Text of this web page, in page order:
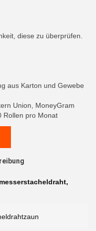
diese zu überprüfen.
aus Karton und Gewebe
Union, MoneyGram
Rollen pro Monat
,